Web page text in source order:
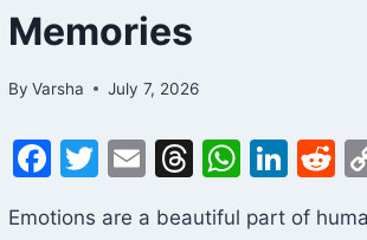
Memories
By Varsha July 7, 2026
F
T
E
T
W Li R
Emotions are a beautiful part of